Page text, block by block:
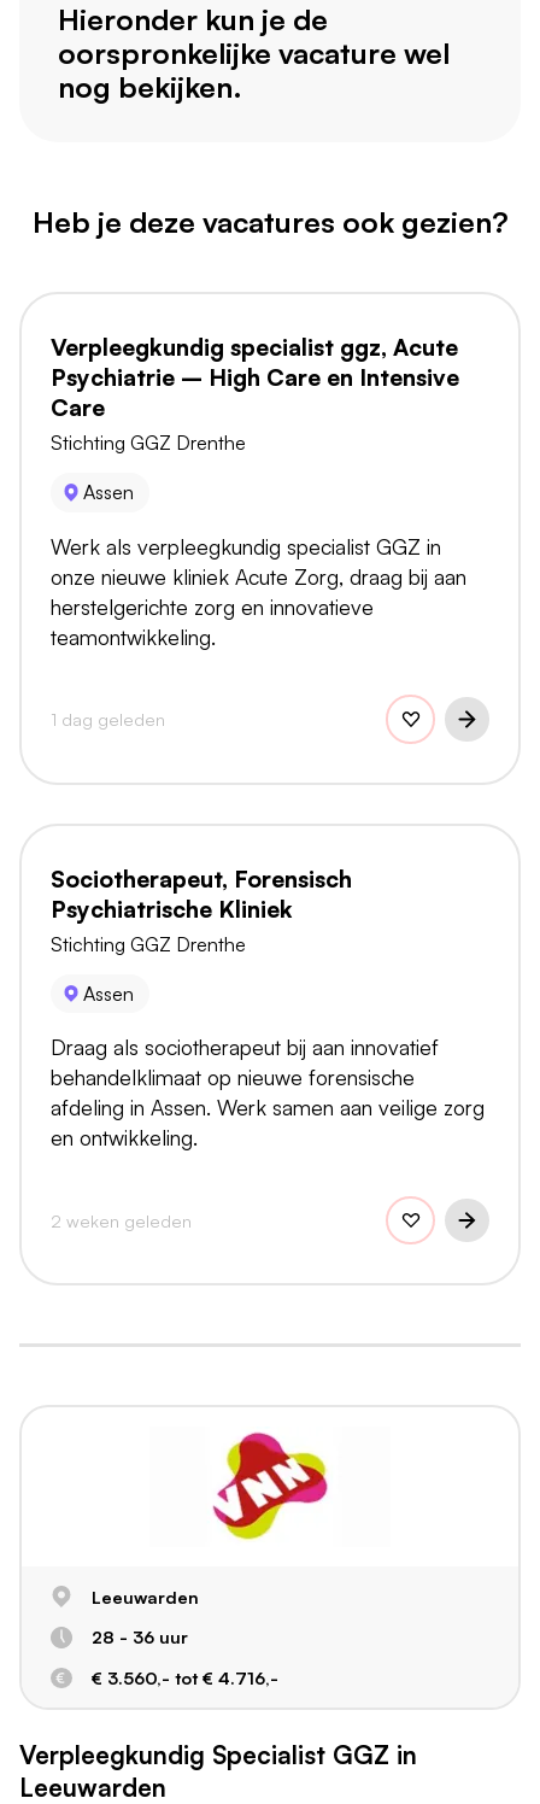
Hieronder kun je de
oorspronkelijke vacature wel
nog bekijken.
Heb je deze vacatures ook gezien?
Verpleegkundig specialist ggz, Acute
Psychiatrie – High Care en Intensive
Care
Stichting GGZ Drenthe
Assen
Werk als verpleegkundig specialist GGZ in
onze nieuwe kliniek Acute Zorg, draag bij aan
herstelgerichte zorg en innovatieve
teamontwikkeling.
1 dag geleden
Sociotherapeut, Forensisch
Psychiatrische Kliniek
Stichting GGZ Drenthe
Assen
Draag als sociotherapeut bij aan innovatief
behandelklimaat op nieuwe forensische
afdeling in Assen. Werk samen aan veilige zorg
en ontwikkeling.
2 weken geleden
Leeuwarden
28 - 36 uur
€ 3.560,- tot € 4.716,-
Verpleegkundig Specialist GGZ in
Leeuwarden